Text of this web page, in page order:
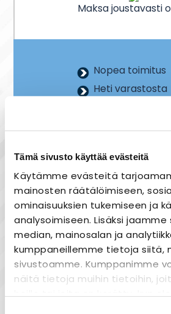
Tämä sivusto käyttää evästeitä
Käytämme evästeitä
mainosten räätälöimiseen,
ominaisuuksien tukemiseen ja
analysoimiseen. Lisäksi jaamme
median, mainosalan ja
kumppaneillemme tietoja siitä,
sivustoamme. Kumppanimme
näitä tietoja muihin tietoihin,
heille tai joita on kerätty, kun
Maksa joustavasti
Nopea toimitus
Heti varastosta
Tuotekuvaus
K2 Solid Rail
Alumiinikisko
Pituus 4.40 m